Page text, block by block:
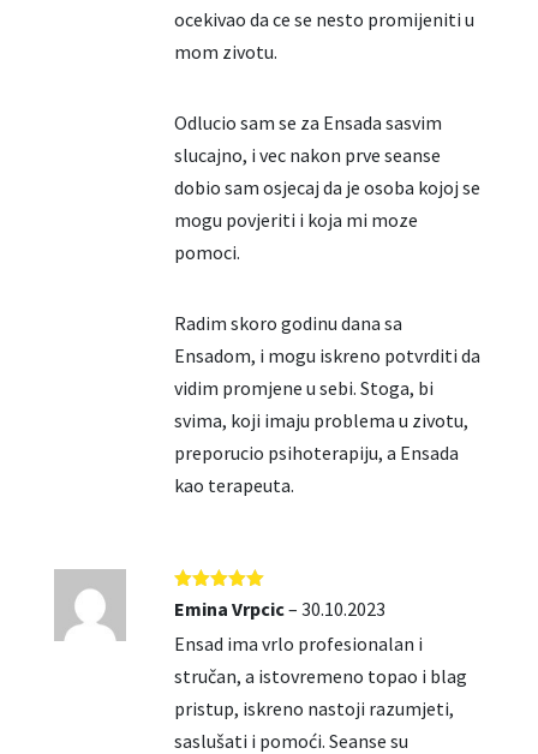
ocekivao da ce se nesto promijeniti u
mom zivotu.
Odlucio sam se za Ensada sasvim
slucajno, i vec nakon prve seanse
dobio sam osjecaj da je osoba kojoj se
mogu povjeriti i koja mi moze
pomoci.
Radim skoro godinu dana sa
Ensadom, i mogu iskreno potvrditi da
vidim promjene u sebi. Stoga, bi
svima, koji imaju problema u zivotu,
preporucio psihoterapiju, a Ensada
kao terapeuta.
Ocjenjeno
od 5
Emina Vrpcic– 30.10.2023
Ensad ima vrlo profesionalan i
stručan, a istovremeno topao i blag
pristup, iskreno nastoji razumjeti,
saslušati i pomoći. Seanse su